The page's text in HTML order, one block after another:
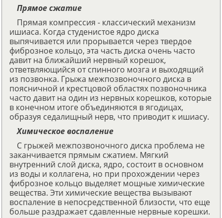
Прямое сжатие
Прямая компрессия - классический механизм
ишиаса. Когда студенистое ядро диска
выпячивается или прорывается через твердое
фиброзное кольцо, эта часть диска очень часто
давит на ближайший нервный корешок,
ответвляющийся от спинного мозга и выходящий
из позвонка. Грыжа межпозвоночного диска в
поясничной и крестцовой областях позвоночника
часто давит на один из нервных корешков, которые
в конечном итоге объединяются в ягодицах,
образуя седалищный нерв, что приводит к ишиасу.
Химическое воспаление
С грыжей межпозвоночного диска проблема не
заканчивается прямым сжатием. Мягкий
внутренний слой диска, ядро, состоит в основном
из воды и коллагена, но при прохождении через
фиброзное кольцо выделяет мощные химические
вещества. Эти химические вещества вызывают
воспаление в непосредственной близости, что еще
больше раздражает сдавленные нервные корешки.